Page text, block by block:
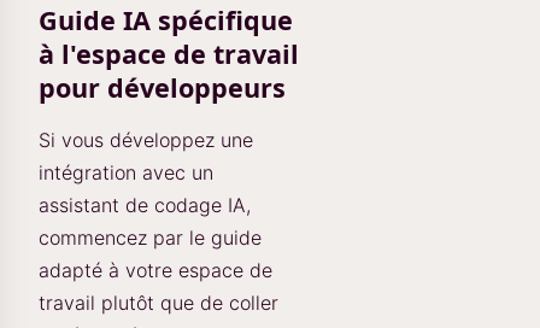
Guide IA spécifique
à l'espace de travail
pour développeurs
Si vous développez une
intégration avec un
assistant de codage IA,
commencez par le guide
adapté à votre espace de
travail plutôt que de coller